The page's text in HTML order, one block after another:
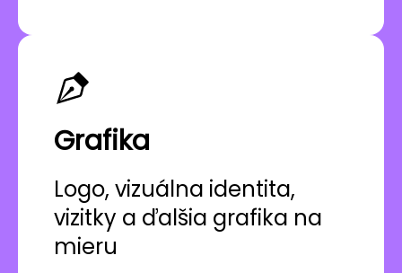
Grafika
Logo, vizuálna identita,
vizitky a ďalšia grafika na
mieru